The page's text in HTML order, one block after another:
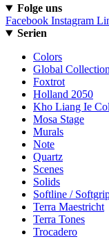
Folge uns
Facebook Instagram
Serien
Colors
Global Collection
Foxtrot
Holland 2050
Kho Liang Ie
Mosa Stage
Murals
Note
Quartz
Scenes
Solids
Softline /
Terra Maestricht
Terra Tones
Trocadero